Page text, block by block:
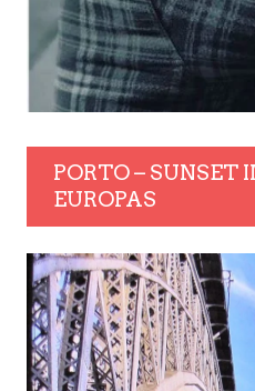
PORTO – SUNSET
EUROPAS